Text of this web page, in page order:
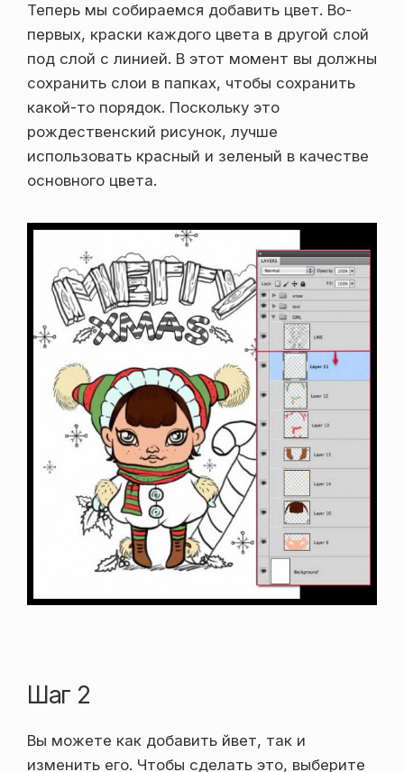
Теперь мы собираемся добавить цвет. Во-
первых, краски каждого цвета в другой слой
под слой с линией. В этот момент вы должны
сохранить слои в папках, чтобы сохранить
какой-то порядок. Поскольку это
рождественский рисунок, лучше
использовать красный и зеленый в качестве
основного цвета.
Шаг 2
Вы можете как добавить йвет, так и
изменить его. Чтобы сделать это, выберите